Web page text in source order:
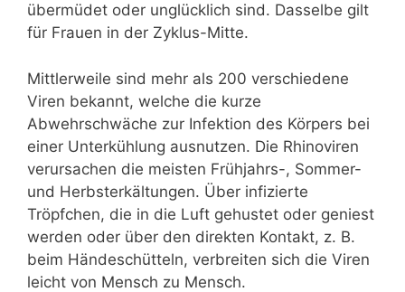
übermüdet oder unglücklich sind. Dasselbe gilt
für Frauen in der Zyklus-Mitte.
Mittlerweile sind mehr als 200 verschiedene
Viren bekannt, welche die kurze
Abwehrschwäche zur Infektion des Körpers bei
einer Unterkühlung ausnutzen. Die Rhinoviren
verursachen die meisten Frühjahrs-, Sommer-
und Herbsterkältungen. Über infizierte
Tröpfchen, die in die Luft gehustet oder geniest
werden oder über den direkten Kontakt, z. B.
beim Händeschütteln, verbreiten sich die Viren
leicht von Mensch zu Mensch.